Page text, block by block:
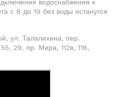
водоснабжения к
с 8 до 19 без воды останутся
ул. Талалихина, пер.
29, пр. Мира, 112в, 118,